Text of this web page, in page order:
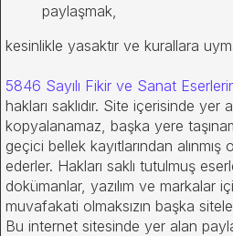
paylaşmak,
kesinlikle yasaktır ve kurallara
5846 Sayılı Fikir ve Sanat
hakları saklıdır. Site içerisinde
kopyalanamaz, başka yere
geçici bellek kayıtlarından
ederler. Hakları saklı tutulmuş
dokümanlar, yazılım ve markalar
muvafakati olmaksızın başka
Bu internet sitesinde yer alan